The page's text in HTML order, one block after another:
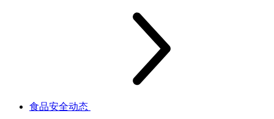
食品安全动态